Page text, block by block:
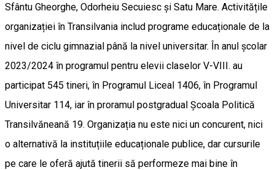
Sfântu Gheorghe, Odorheiu Secuiesc și Satu Mare. Activitățile
organizației în Transilvania includ programe educaționale de la
nivel de ciclu gimnazial până la nivel universitar. În anul școlar
2023/2024 în programul pentru elevii claselor V-VIII. au
participat 545 tineri, în Programul Liceal 1406, în Programul
Universitar 114, iar în proramul postgradual Școala Politică
Transilvăneană 19. Organizația nu este nici un concurent, nici
o alternativă la instituțiile educaționale publice, dar cursurile
pe care le oferă ajută tinerii să performeze mai bine în